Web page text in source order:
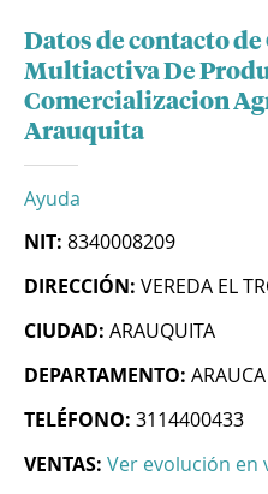
Datos de contacto
Multiactiva De
Comercializacion
Arauquita
Ayuda
NIT: 8340008209
DIRECCIÓN: VEREDA EL
CIUDAD: ARAUQUITA
DEPARTAMENTO: ARAUCA
TELÉFONO: 3114400433
VENTAS: Ver evolución en